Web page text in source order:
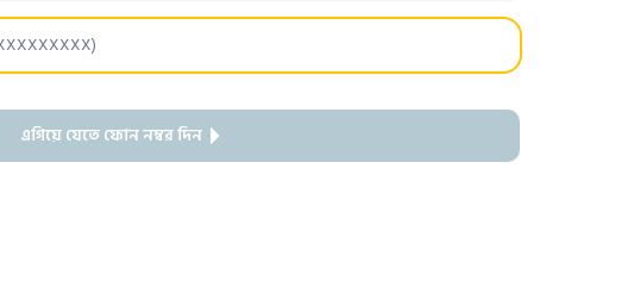
এগিয়ে যেতে ফোন নম্বর দিন